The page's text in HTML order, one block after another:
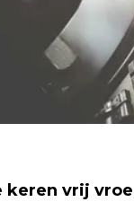
keren vrij